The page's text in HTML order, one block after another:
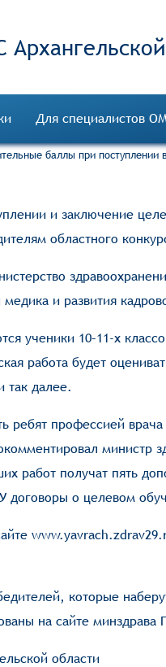
Для специалистов
баллы при поступлении
и заключение
областного
и развития
ученики 10–11-х
работа будет
так далее.
ребят профессией
министр
работ получат пять
договоры о целевом
которые
на сайте минздрава
области